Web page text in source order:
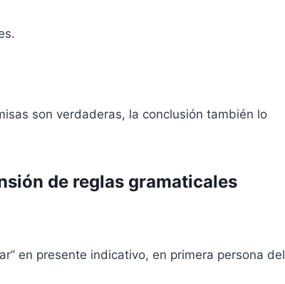
son verdaderas, la conclusión también lo
de reglas gramaticales
en presente indicativo, en primera persona del